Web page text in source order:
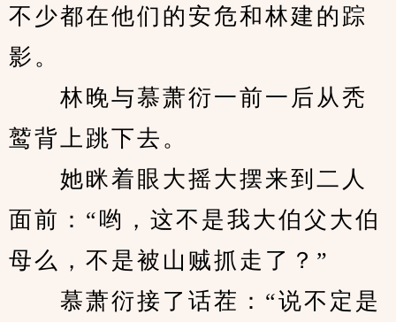
不少都在他们的安危和林建的踪
影。
林晚与慕萧衍一前一后从秃
鹫背上跳下去。
她眯着眼大摇大摆来到二人
面前：“哟，这不是我大伯父大伯
母么，不是被山贼抓走了？”
慕萧衍接了话茬：“说不定是